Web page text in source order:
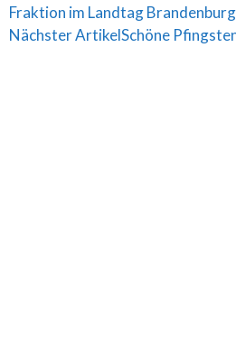
Fraktion im Landtag Brandenburg
Nächster ArtikelSchöne